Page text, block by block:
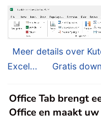
Meer details over
Excel...
Gratis
Office Tab brengt
Office en maakt